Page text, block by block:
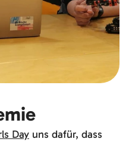
Day uns dafür, dass